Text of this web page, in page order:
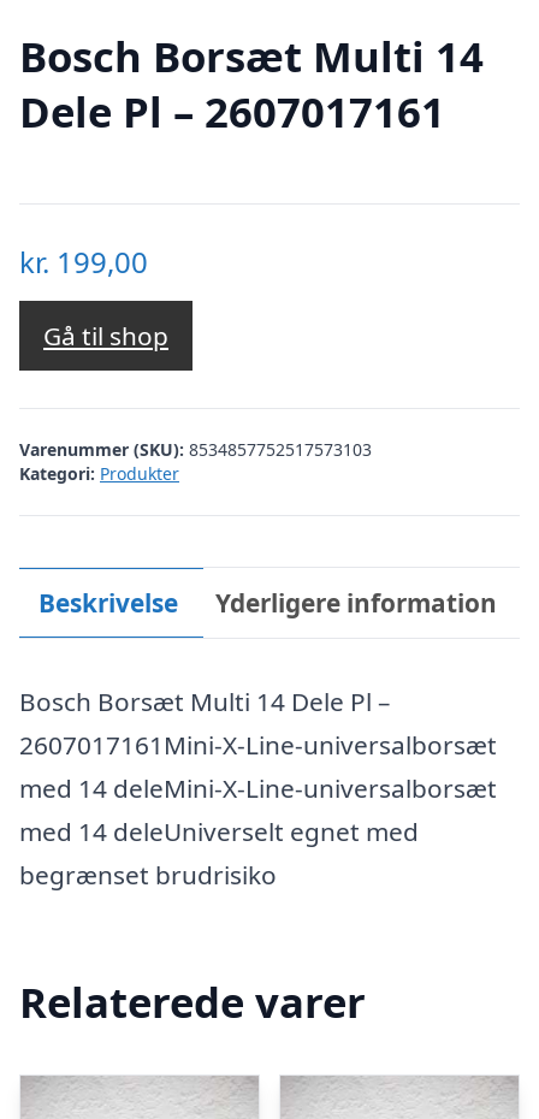
Bosch Borsæt Multi 14
Dele Pl – 2607017161
kr. 199,00
Gå til shop
Varenummer (SKU): 8534857752517573103
Kategori: Produkter
Beskrivelse Yderligere information
Bosch Borsæt Multi 14 Dele Pl –
2607017161Mini-X-Line-universalborsæt
med 14 deleMini-X-Line-universalborsæt
med 14 deleUniverselt egnet med
begrænset brudrisiko
Relaterede varer